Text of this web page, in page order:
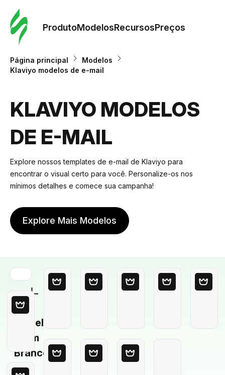
ProdutoModelosRecursosPreços
Página principal
Modelos
Klaviyo modelos de e-mail
KLAVIYO MODELOS
DE E-MAIL
Explore nossos templates de e-mail de Klaviyo para
encontrar o visual certo para você. Personalize-os nos
mínimos detalhes e comece sua campanha!
Explore Mais Modelos
Modelo
em
Branco